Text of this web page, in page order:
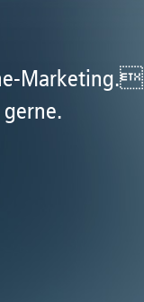
Marketing.